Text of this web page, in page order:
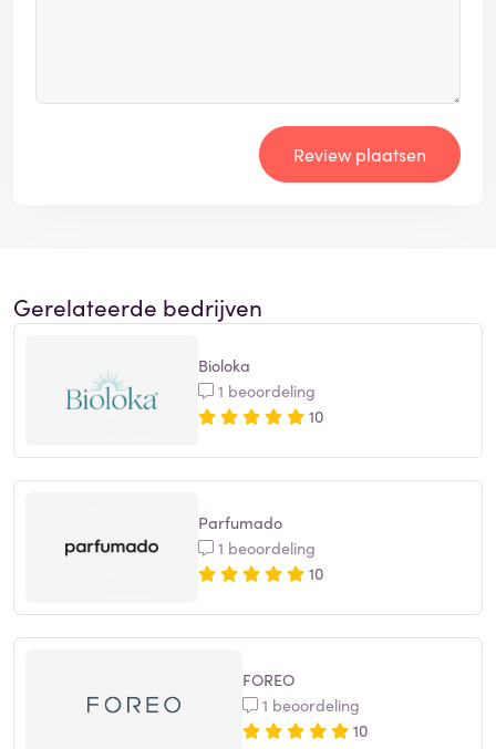
Review plaatsen
Gerelateerde bedrijven
Bioloka
1 beoordeling
10
Parfumado
1 beoordeling
10
FOREO
1 beoordeling
10